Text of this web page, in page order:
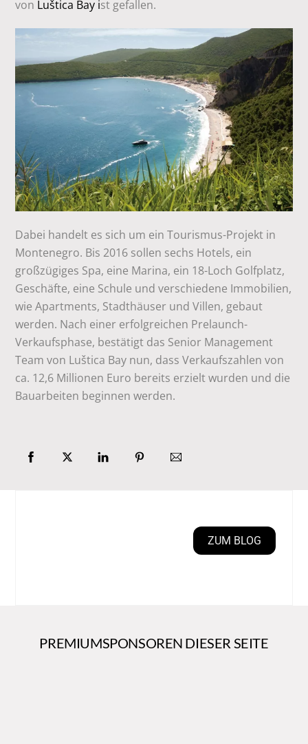
von Luštica Bay ist gefallen.
Dabei handelt es sich um ein Tourismus-Projekt in
Montenegro. Bis 2016 sollen sechs Hotels, ein
großzügiges Spa, eine Marina, ein 18-Loch Golfplatz,
Geschäfte, eine Schule und verschiedene Immobilien,
wie Apartments, Stadthäuser und Villen, gebaut
werden. Nach einer erfolgreichen Prelaunch-
Verkaufsphase, bestätigt das Senior Management
Team von Luštica Bay nun, dass Verkaufszahlen von
ca. 12,6 Millionen Euro bereits erzielt wurden und die
Bauarbeiten beginnen werden.
ZUM BLOG
PREMIUMSPONSOREN DIESER SEITE